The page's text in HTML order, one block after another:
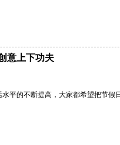
意上下功夫
平的不断提高，大家都希望把节